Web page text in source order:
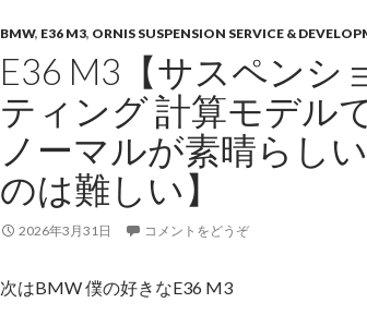
BMW, E36 M3, ORNIS SUSPENSION SERVICE &
E36 M3【サスペンシ
ティング 計算モデル
ノーマルが素晴らし
のは難しい】
2026年3月31日 コメントをどうぞ
次はBMW 僕の好きなE36 M3